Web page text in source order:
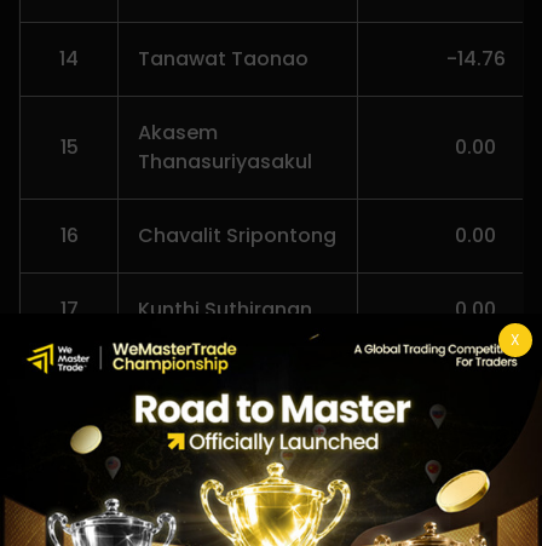
X
14 Tanawat Taonao -14.76
15
Akasem
Thanasuriyasakul
0.00
16 Chavalit Sripontong 0.00
17 Kunthi Suthiranan 0.00
Monsith Chanwat
19 Nuttapol Chuyoung
20 Surapong Buakao 0.00